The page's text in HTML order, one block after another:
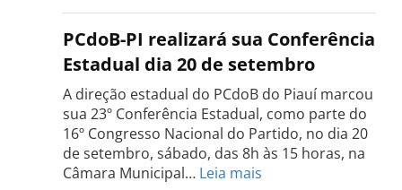
do
PCdoB
Rio
do
Sul
dia
PCdoB-PI realizará sua Conferência
Estadual dia 20 de setembro
A direção estadual do PCdoB do Piauí marcou
sua 23º Conferência Estadual, como parte do
16º Congresso Nacional do Partido, no dia 20
de setembro, sábado, das 8h às 15 horas, na
Câmara Municipal… Leia mais